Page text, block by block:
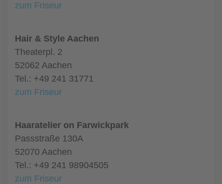
zum Friseur
Hair & Style Aachen
Theaterpl. 2
52062 Aachen
Tel.: +49 241 31771
zum Friseur
Haaratelier on Farwickpark
Passstraße 130A
52070 Aachen
Tel.: +49 241 98904505
zum Friseur